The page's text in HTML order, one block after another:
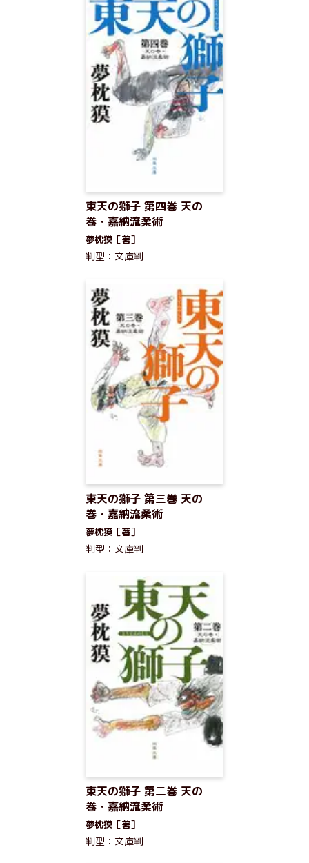
東天の獅子 第四巻 天の
巻・嘉納流柔術
夢枕獏［著］
判型：文庫判
東天の獅子 第三巻 天の
巻・嘉納流柔術
夢枕獏［著］
判型：文庫判
東天の獅子 第二巻 天の
巻・嘉納流柔術
夢枕獏［著］
判型：文庫判